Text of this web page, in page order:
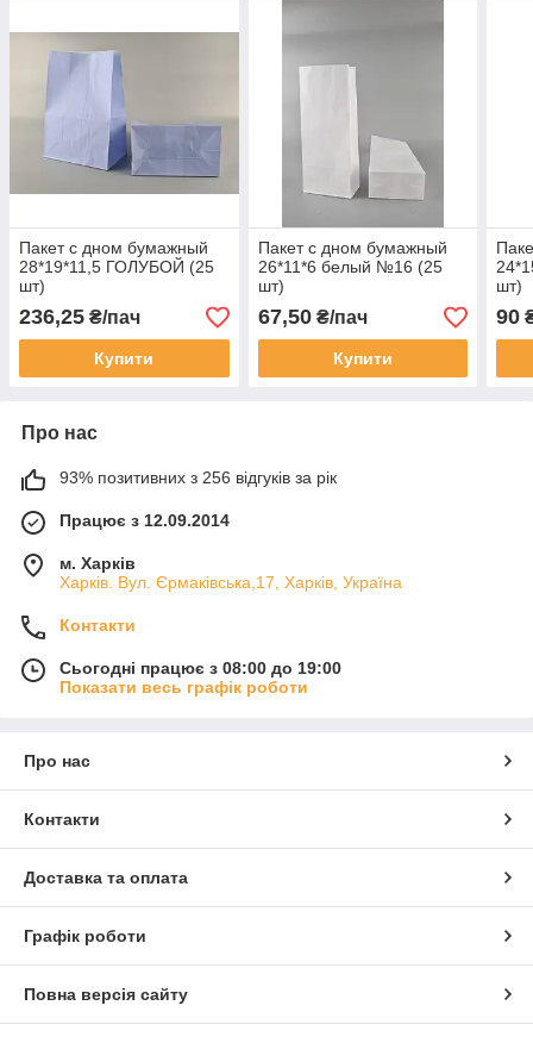
Пакет с дном бумажный
28*19*11,5 ГОЛУБОЙ (25
шт)
236,25 ₴/пач
Купити
Пакет с дном бумажный
26*11*6 белый №16 (25
шт)
67,50₴/пач
Купити
шт)
90
Про нас
93% позитивних з 256 відгуків за рік
Працює з 12.09.2014
м. Харків
Харків. Вул. Єрмаківська,17, Харків, Україна
Контакти
Сьогодні працює з 08:00 до 19:00
Показати весь графік роботи
Про нас
Контакти
Доставка та оплата
Графік роботи
Повна версія сайту